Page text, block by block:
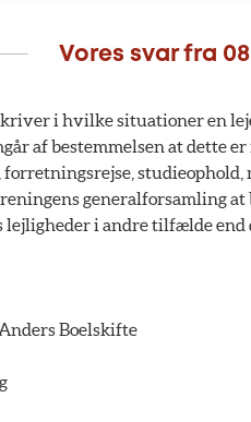
Vores svar fra
i hvilke situationer en
af bestemmelsen at dette
forretningsrejse,
generalforsamling
lejligheder i andre tilfælde end
Boelskifte